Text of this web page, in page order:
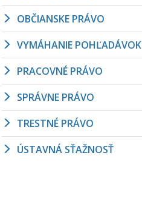
OBČIANSKE PRÁVO
VYMÁHANIE POHĽADÁVOK
PRACOVNÉ PRÁVO
SPRÁVNE PRÁVO
TRESTNÉ PRÁVO
ÚSTAVNÁ SŤAŽNOSŤ